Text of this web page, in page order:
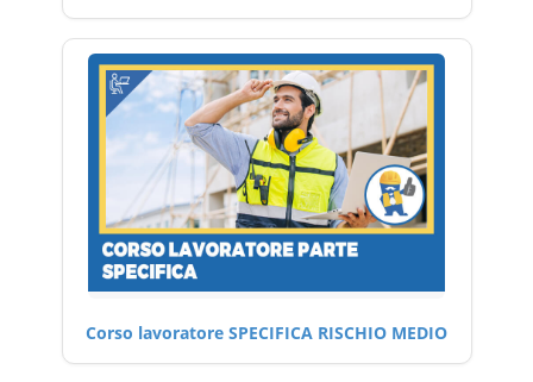
Corso lavoratore SPECIFICA RISCHIO MEDIO